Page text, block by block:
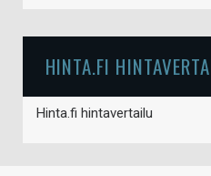
HINTA.FI
Hinta.fi hintavertailu